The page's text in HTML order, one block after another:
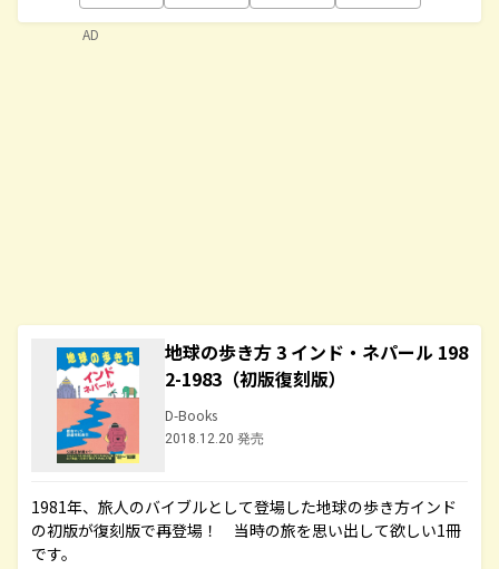
地球の歩き方 3 インド・ネパール 198
2-1983（初版復刻版）
D-Books
2018.12.20 発売
1981年、旅人のバイブルとして登場した地球の歩き方インド
の初版が復刻版で再登場！ 当時の旅を思い出して欲しい1冊
です。
AD